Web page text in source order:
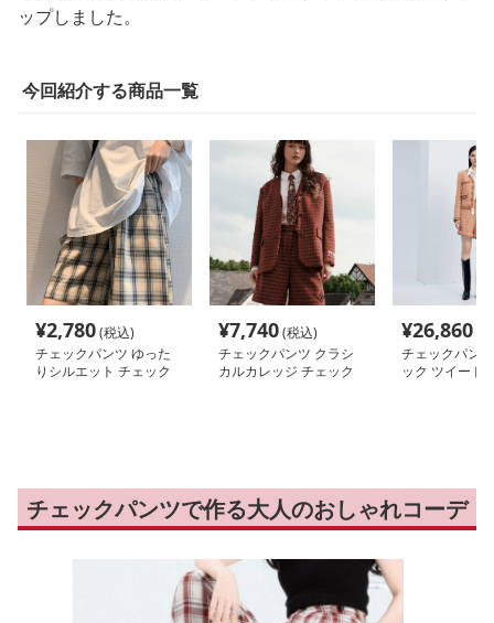
ップしました。
今回紹介する商品一覧
¥2,780(税込)
チェックパンツ ゆった
りシルエット チェック
¥7,740(税込)
チェックパンツ クラシ
カルカレッジ チェック
¥26,860
チェックパン
ック ツイード
チェックパンツで作る大人のおしゃれコーデ